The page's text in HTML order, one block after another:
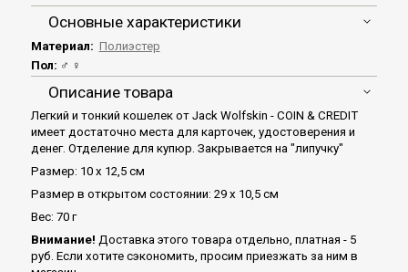
Основные характеристики
Материал: Полиэстер
Пол: ♂ ♀
Описание товара
Легкий и тонкий кошелек от Jack Wolfskin - COIN & CREDIT
имеет достаточно места для карточек, удостоверения и
денег. Отделение для купюр. Закрывается на "липучку"
Размер: 10 x 12,5 см
Размер в открытом состоянии: 29 x 10,5 см
Вес: 70 г
Внимание! Доставка этого товара отдельно, платная - 5
руб. Если хотите сэкономить, просим приезжать за ним в